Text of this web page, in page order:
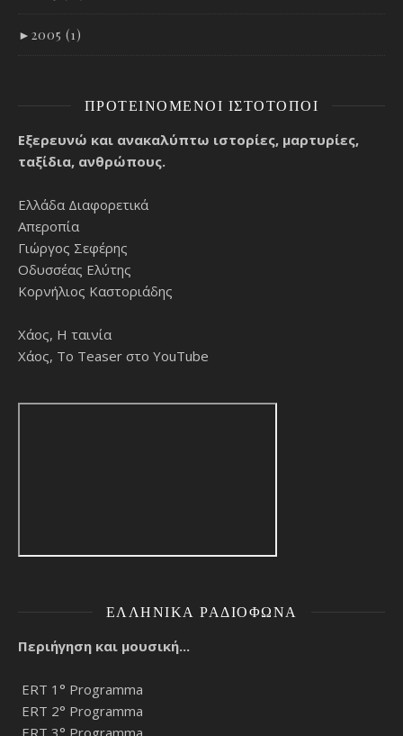
► 2005 (1)
ΠΡΟΤΕΙΝΌΜΕΝΟΙ ΙΣΤΌΤΟΠΟΙ
Εξερευνώ και ανακαλύπτω ιστορίες, μαρτυρίες,
ταξίδια, ανθρώπους.
Ελλάδα Διαφορετικά
Απεροπία
Γιώργος Σεφέρης
Οδυσσέας Ελύτης
Κορνήλιος Καστοριάδης
Χάος, Η ταινία
Χάος, Το Teaser στο YouTube
ΕΛΛΗΝΙΚΆ ΡΑΔΙΌΦΩΝΑ
Περιήγηση και μουσική...
ERT 1° Programma
ERT 2° Programma